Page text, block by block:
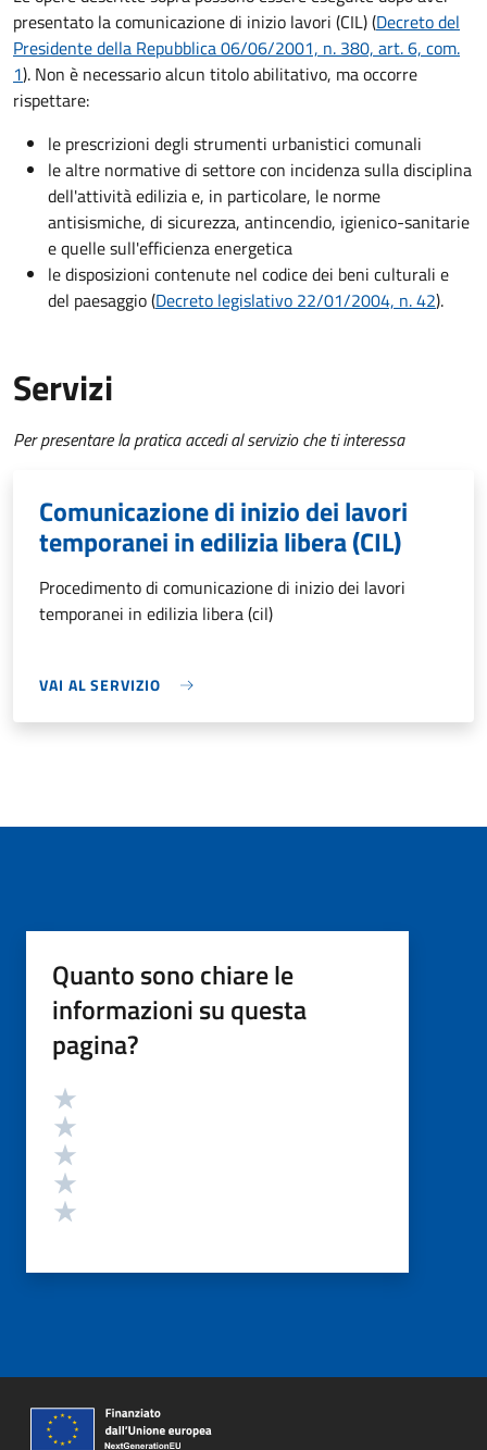
presentato la comunicazione di inizio lavori (CIL) (Decreto del
Presidente della Repubblica 06/06/2001, n. 380, art. 6, com.
1). Non è necessario alcun titolo abilitativo, ma occorre
rispettare:
le prescrizioni degli strumenti urbanistici comunali
le altre normative di settore con incidenza sulla disciplina
dell'attività edilizia e, in particolare, le norme
antisismiche, di sicurezza, antincendio, igienico-sanitarie
e quelle sull'efficienza energetica
le disposizioni contenute nel codice dei beni culturali e
del paesaggio (Decreto legislativo 22/01/2004, n. 42).
Servizi
Per presentare la pratica accedi al servizio che ti interessa
Comunicazione di inizio dei lavori
temporanei in edilizia libera (CIL)
Procedimento di comunicazione di inizio dei lavori
temporanei in edilizia libera (cil)
VAI AL SERVIZIO
Quanto sono chiare le
informazioni su questa
pagina?
Valutazione